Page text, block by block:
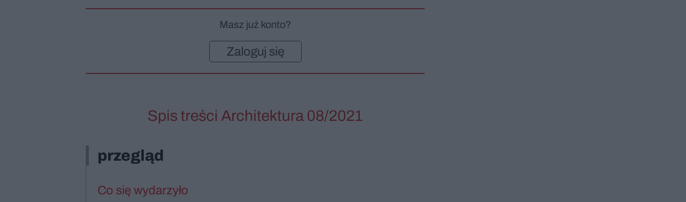
Masz już konto?
Zaloguj się
Spis treści Architektura 08/2021
przegląd
Co się wydarzyło